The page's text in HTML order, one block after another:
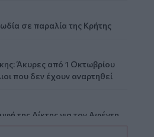
σε παραλία της Κρήτης
Άκυρες από 1 Οκτωβρίου
που δεν έχουν αναρτηθεί
της Δίκτης για τον Αφέντη
όπου η πίστη συναντά την